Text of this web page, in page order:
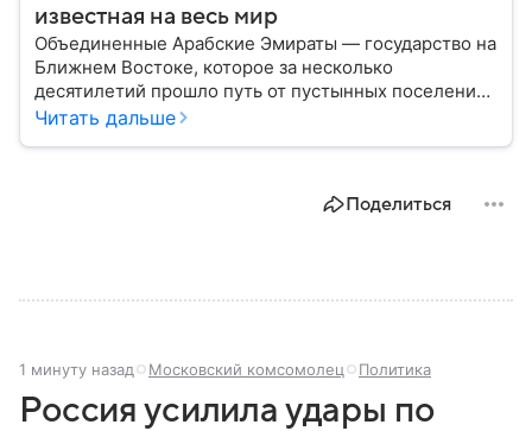
известная на весь мир
Объединенные Арабские Эмираты — государство на
Ближнем Востоке, которое за несколько
десятилетий прошло путь от пустынных поселений
до одного из самых богатых и влиятельных центров
материале — самое важное по теме.
Читать дальше
Поделиться
1 минуту назад Московский комсомолец Политика
Россия усилила удары по